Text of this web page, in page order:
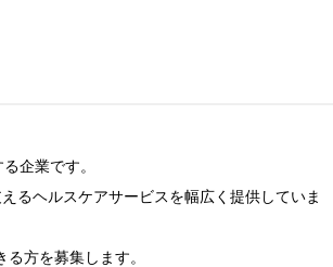
企業です。
るヘルスケアサービスを幅広く提供していま
方を募集します。